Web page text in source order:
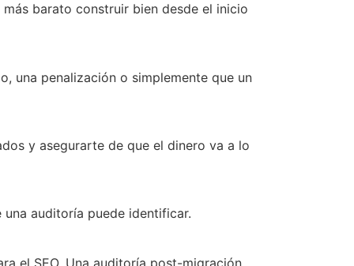
barato construir bien desde el inicio
una penalización o simplemente que un
y asegurarte de que el dinero va a lo
auditoría puede identificar.
el SEO. Una auditoría post-migración